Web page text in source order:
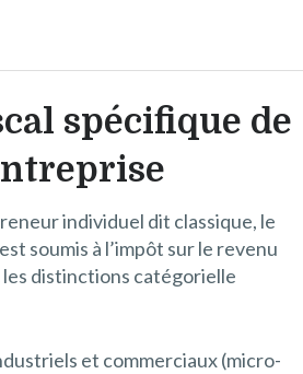
spécifique de
individuel dit classique, le
soumis à l’impôt sur le revenu
les distinctions catégorielle
et commerciaux (micro-